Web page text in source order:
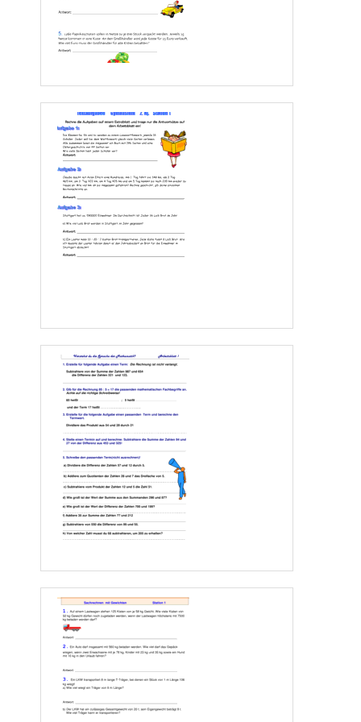
Max fährt mit dem Moped um 8:30 von Ried nach Bad Ischl mit 42 km/h weg.
Um 10.00 ist er noch 17 km von Bad Ischl entfernt. Berechne die Entfernung Ried -
Wie viel km/min und m/s sind das? Runde auf Hundertstel!
Antwort: ____________________________________________________
4. Die Wiener U- Bahn legt eine 18 km lange Strecke in 32 Minuten zurück.
Wie viel km/min und km/h sind dies?
Antwort: ____________________________________________________
5.
In 25 Minuten legt ein Personenauto 23 km 750 m zurück.
Wie lange braucht der LKW für die 23 km 750 m und wann kommt er an wenn er um
          8:15 wegfährt?
Anleitung: Berechne zuerst wie viele Meter das Personenauto in der Minute zurücklegt!